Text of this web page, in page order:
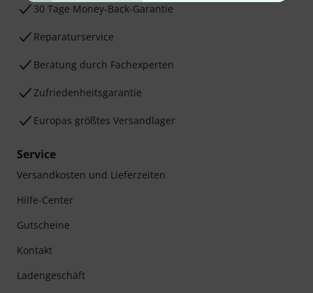
30 Tage Money-Back-Garantie
Reparaturservice
Beratung durch Fachexperten
Zufriedenheitsgarantie
Europas größtes Versandlager
Service
Versandkosten und Lieferzeiten
Hilfe-Center
Gutscheine
Kontakt
Ladengeschäft